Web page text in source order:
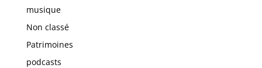
musique
Non classé
Patrimoines
podcasts